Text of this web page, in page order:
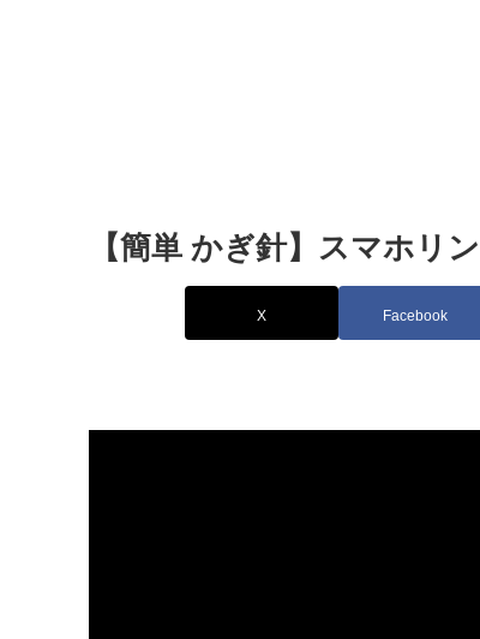
【簡単 かぎ針】スマホリ
X Facebook